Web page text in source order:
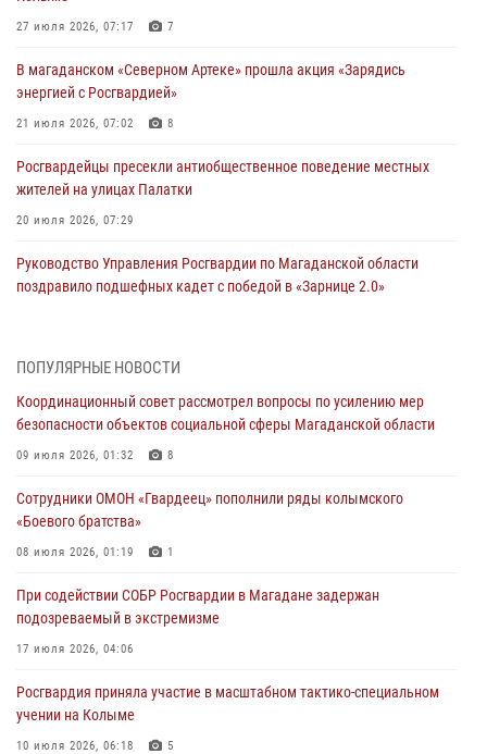
27 июля 2026, 07:17 7
В магаданском «Северном Артеке» прошла акция «Зарядись
энергией с Росгвардией»
21 июля 2026, 07:02 8
Росгвардейцы пресекли антиобщественное поведение местных
жителей на улицах Палатки
20 июля 2026, 07:29
Руководство Управления Росгвардии по Магаданской области
поздравило подшефных кадет с победой в «Зарнице 2.0»
При содействии СОБР Росгвардии в Магадане задержан
17 июля 2026, 04:06
«Каникулы с Росгвардией» продолжаются на Колыме
Начальник Главного штаба – первый заместитель директора
Росгвардии Герой России генерал-полковник Сергей Бойко
15 июля 2026, 06:21
Кинологический тандем из Магадана завоевал бронзу на
15 июля 2026, 04:34
ПОПУЛЯРНЫЕ НОВОСТИ
Координационный совет рассмотрел вопросы по усилению мер
безопасности объектов социальной сферы Магаданской области
09 июля 2026, 01:32 8
Сотрудники ОМОН «Гвардеец» пополнили ряды колымского
«Боевого братства»
08 июля 2026, 01:19 1
При содействии СОБР Росгвардии в Магадане задержан
подозреваемый в экстремизме
17 июля 2026, 04:06
Росгвардия приняла участие в масштабном тактико-специальном
учении на Колыме
10 июля 2026, 06:18 5